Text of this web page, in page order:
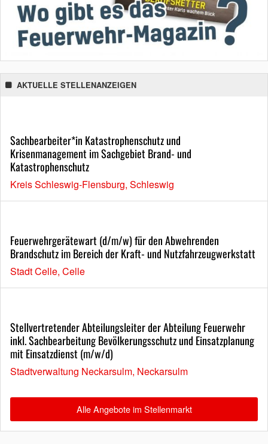
AKTUELLE STELLENANZEIGEN
Sachbearbeiter*in Katastrophenschutz und
Krisenmanagement im Sachgebiet Brand- und
Katastrophenschutz
Kreis Schleswig-Flensburg, Schleswig
Feuerwehrgerätewart (d/m/w) für den Abwehrenden
Brandschutz im Bereich der Kraft- und Nutzfahrzeugwerkstatt
Stadt Celle, Celle
Stellvertretender Abteilungsleiter der Abteilung Feuerwehr
inkl. Sachbearbeitung Bevölkerungsschutz und Einsatzplanung
mit Einsatzdienst (m/w/d)
Stadtverwaltung Neckarsulm, Neckarsulm
Alle Angebote im Stellenmarkt